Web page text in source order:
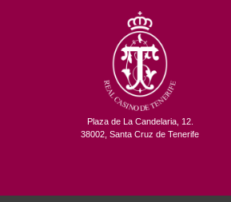
Plaza de La Candelaria, 12.
38002, Santa Cruz de Tenerife